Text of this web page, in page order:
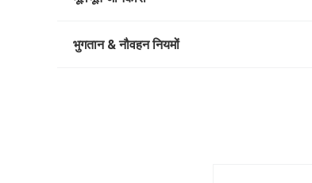
भुगतान & नौवहन नियमों